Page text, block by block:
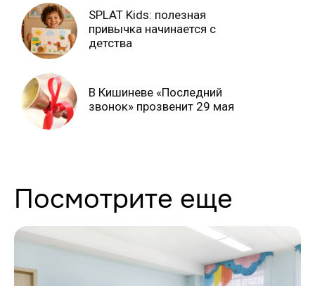
SPLAT Kids: полезная
привычка начинается с
детства
В Кишиневе «Последний
звонок» прозвенит 29 мая
Посмотрите еще